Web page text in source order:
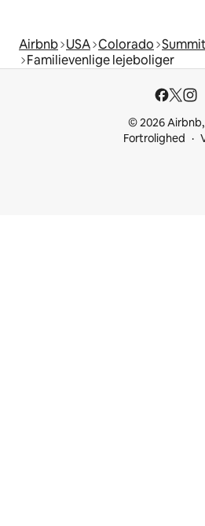
Airbnb USA Colorado
Familievenlige lejeboliger
© 2026 Airbnb,
Fortrolighed